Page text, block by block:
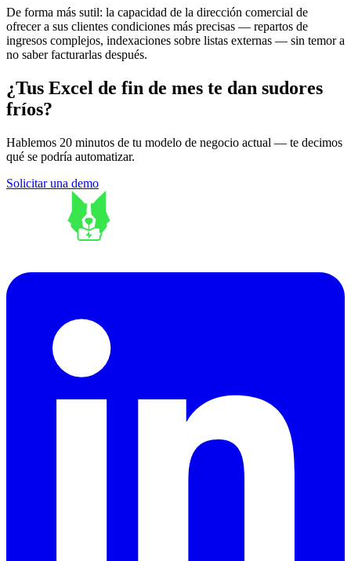
De forma más sutil: la capacidad de la dirección comercial de
ofrecer a sus clientes condiciones más precisas — repartos de
ingresos complejos, indexaciones sobre listas externas — sin temor a
no saber facturarlas después.
¿Tus Excel de fin de mes te dan sudores
fríos?
Hablemos 20 minutos de tu modelo de negocio actual — te decimos
qué se podría automatizar.
Solicitar una demo